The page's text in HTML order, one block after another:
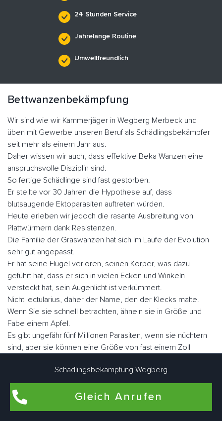
24 Stunden Service
Jahrelange Routine
Umweltfreundlich
Bettwanzenbekämpfung
Wir sind wie wir Kammerjäger in Wegberg Merbeck und
üben mit Gewerbe unseren Beruf als Schädlingsbekämpfer
seit mehr als einem Jahr aus.
Daher wissen wir auch, dass effektive Beka-Wanzen eine
anspruchsvolle Disziplin sind.
So fertige Schädlinge sind fast gestorben.
Er stellte vor 30 Jahren die Hypothese auf, dass
blutsaugende Ektoparasiten auftreten würden.
Heute erleben wir jedoch die rasante Ausbreitung von
Plattwürmern dank Resistenzen.
Die Familie der Graswanzen hat sich im Laufe der Evolution
sehr gut angepasst.
Er hat seine Flügel verloren, seinen Körper, was dazu
geführt hat, dass er sich in vielen Ecken und Winkeln
versteckt hat, sein Augenlicht ist verkümmert.
Nicht lectularius, daher der Name, den der Klecks malte.
Wenn Sie sie schnell betrachten, ähneln sie in Größe und
Fabe einem Apfel.
Es gibt ungefähr fünf Millionen Parasiten, wenn sie nüchtern
sind, aber sie können eine Größe von fast einem Zoll
Der Mensch ist der Hauptwirt blutsaugender Ektoparasiten.
Sie können aber auch als Zweitwirte für Nagetiere, Geflügel
oder zu Konservierungszwecken genutzt werden.
Schädlingsbekämpfung Wegberg
Gleich Anrufen